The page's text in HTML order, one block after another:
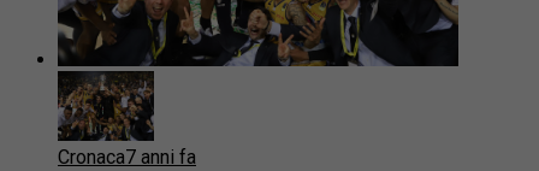
Cronaca7 anni fa